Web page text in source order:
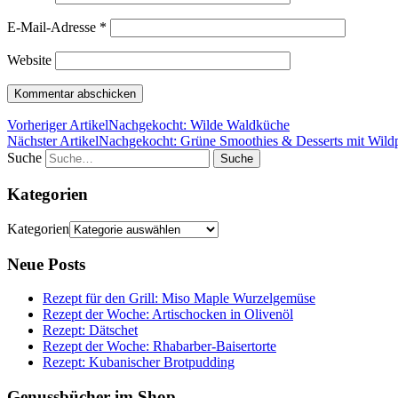
E-Mail-Adresse *
Website
Vorheriger ArtikelNachgekocht: Wilde Waldküche
Nächster ArtikelNachgekocht: Grüne Smoothies & Desserts mit
Suche
Kategorien
Kategorien
Neue Posts
Rezept für den Grill: Miso Maple Wurzelgemüse
Rezept der Woche: Artischocken in Olivenöl
Rezept: Dätschet
Rezept der Woche: Rhabarber-Baisertorte
Rezept: Kubanischer Brotpudding